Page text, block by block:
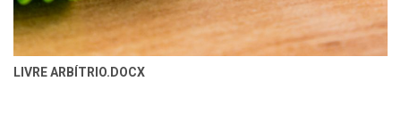
LIVRE ARBÍTRIO.DOCX